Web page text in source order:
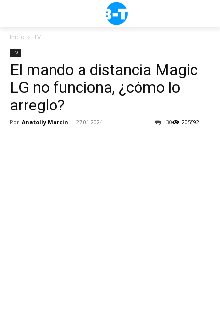
Inicio TV
TV
El mando a distancia Magic
LG no funciona, ¿cómo lo
arreglo?
Por Anatoliy Marcin - 27.01.2024 205592
130